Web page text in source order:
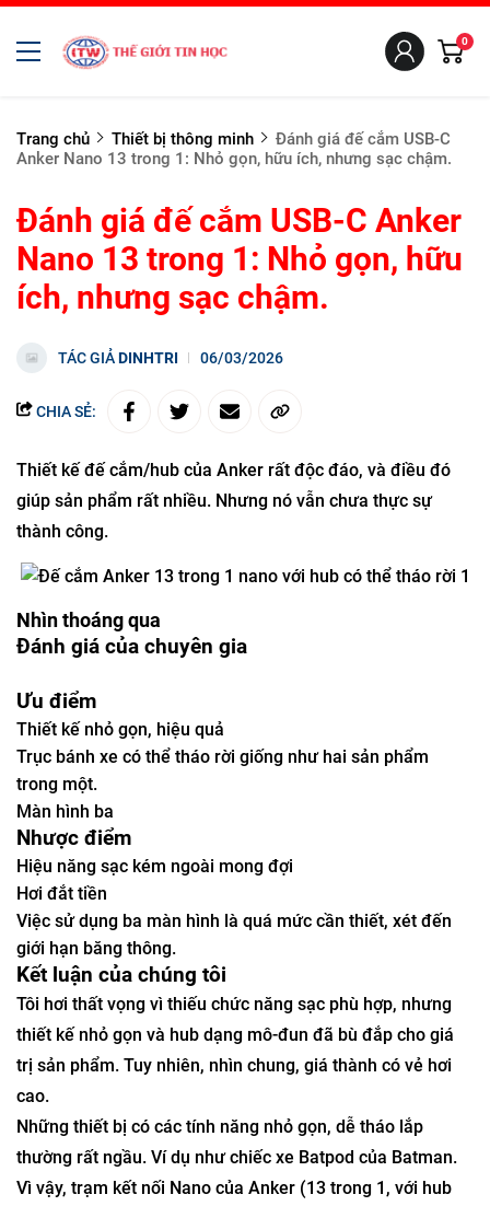
0
Trang chủ Thiết bị thông minh
Đánh giá đế cắm USB-C
Anker Nano 13 trong 1: Nhỏ gọn, hữu ích, nhưng sạc chậm.
Đánh giá đế cắm USB-C Anker
Nano 13 trong 1: Nhỏ gọn, hữu
ích, nhưng sạc chậm.
TÁC GIẢDINHTRI 06/03/2026
CHIA SẺ:
Thiết kế đế cắm/hub của Anker rất độc đáo, và điều đó
giúp sản phẩm rất nhiều. Nhưng nó vẫn chưa thực sự
thành công.
Nhìn thoáng qua
Đánh giá của chuyên gia
Ưu điểm
Thiết kế nhỏ gọn, hiệu quả
Trục bánh xe có thể tháo rời giống như hai sản phẩm
trong một.
Màn hình ba
Nhược điểm
Hiệu năng sạc kém ngoài mong đợi
Hơi đắt tiền
Việc sử dụng ba màn hình là quá mức cần thiết, xét đến
giới hạn băng thông.
Kết luận của chúng tôi
Tôi hơi thất vọng vì thiếu chức năng sạc phù hợp, nhưng
thiết kế nhỏ gọn và hub dạng mô-đun đã bù đắp cho giá
trị sản phẩm. Tuy nhiên, nhìn chung, giá thành có vẻ hơi
cao.
Những thiết bị có các tính năng nhỏ gọn, dễ tháo lắp
thường rất ngầu. Ví dụ như chiếc xe Batpod của Batman.
Vì vậy, trạm kết nối Nano của Anker (13 trong 1, với hub